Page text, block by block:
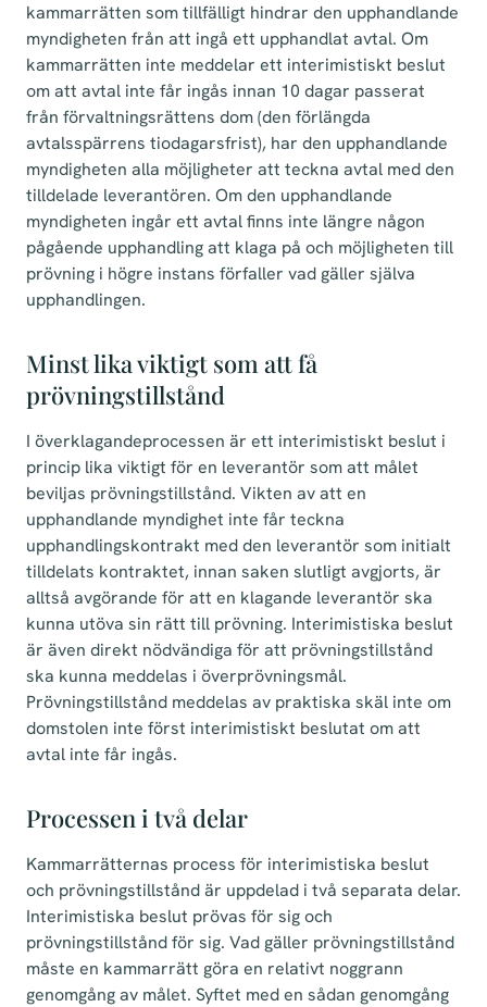
kammarrätten som tillfälligt hindrar den upphandlande
myndigheten från att ingå ett upphandlat avtal. Om
kammarrätten inte meddelar ett interimistiskt beslut
om att avtal inte får ingås innan 10 dagar passerat
från förvaltningsrättens dom (den förlängda
avtalsspärrens tiodagarsfrist), har den upphandlande
myndigheten alla möjligheter att teckna avtal med den
tilldelade leverantören. Om den upphandlande
myndigheten ingår ett avtal finns inte längre någon
pågående upphandling att klaga på och möjligheten till
prövning i högre instans förfaller vad gäller själva
upphandlingen.
Minst lika viktigt som att få
prövningstillstånd
I överklagandeprocessen är ett interimistiskt beslut i
princip lika viktigt för en leverantör som att målet
beviljas prövningstillstånd. Vikten av att en
upphandlande myndighet inte får teckna
upphandlingskontrakt med den leverantör som initialt
tilldelats kontraktet, innan saken slutligt avgjorts, är
alltså avgörande för att en klagande leverantör ska
kunna utöva sin rätt till prövning. Interimistiska beslut
är även direkt nödvändiga för att prövningstillstånd
ska kunna meddelas i överprövningsmål.
Prövningstillstånd meddelas av praktiska skäl inte om
domstolen inte först interimistiskt beslutat om att
avtal inte får ingås.
Processen i två delar
Kammarrätternas process för interimistiska beslut
och prövningstillstånd är uppdelad i två separata delar.
Interimistiska beslut prövas för sig och
prövningstillstånd för sig. Vad gäller prövningstillstånd
måste en kammarrätt göra en relativt noggrann
genomgång av målet. Syftet med en sådan genomgång